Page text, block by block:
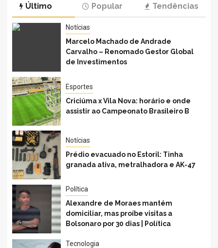
Último Popular Tendências
Notícias
Marcelo Machado de Andrade
Carvalho – Renomado Gestor Global
de Investimentos
Esportes
Criciúma x Vila Nova: horário e onde
assistir ao Campeonato Brasileiro B
Notícias
Prédio evacuado no Estoril: Tinha
granada ativa, metralhadora e AK-47
Política
Alexandre de Moraes mantém
domiciliar, mas proíbe visitas a
Bolsonaro por 30 dias | Política
Tecnologia